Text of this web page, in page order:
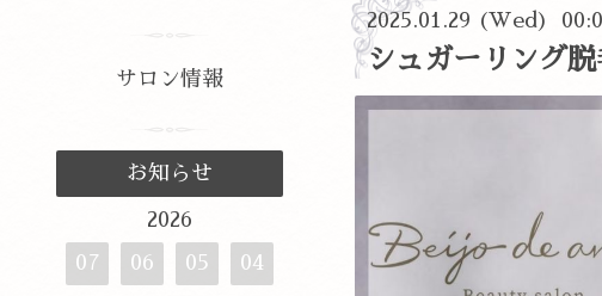
2025.01.29 (Wed)
シュガーリング
サロン情報
お知らせ
2026
07
06 05 04